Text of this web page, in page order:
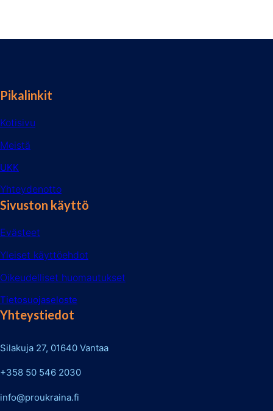
Pikalinkit
Kotisivu
Meistä
UKK
Yhteydenotto
Sivuston käyttö
Evästeet
Yleiset käyttöehdot
Oikeudelliset huomautukset
Tietosuojaseloste
Yhteystiedot
Silakuja 27, 01640 Vantaa
+358 50 546 2030
info@proukraina.fi